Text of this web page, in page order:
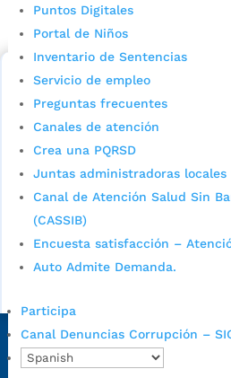
Puntos Digitales
Portal de Niños
Inventario de Sentencias
Servicio de empleo
Preguntas frecuentes
Canales de atención
Crea una PQRSD
Juntas administradoras locales
Canal de Atención Salud Sin
(CASSIB)
Encuesta satisfacción –
Auto Admite Demanda.
Participa
Canal Denuncias Corrupción –
Consulta aqui los pasos para
cupo escolar en los colegios
Bucaramanga.
Alcaldía de
Sede principal
Dirección Fase I:Calle 35 # 10-43,
Colombia.